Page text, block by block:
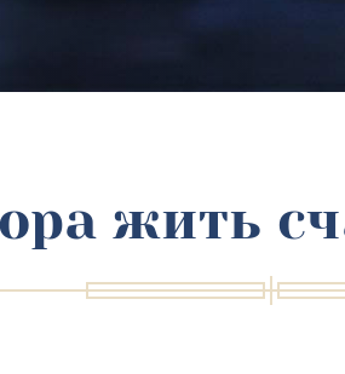
жить